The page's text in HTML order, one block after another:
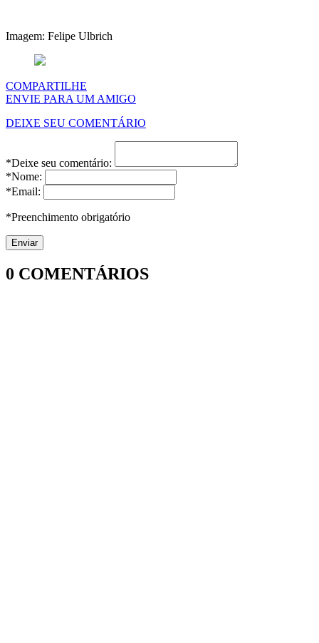
Imagem: Felipe Ulbrich
COMPARTILHE
ENVIE PARA UM AMIGO
DEIXE SEU COMENTÁRIO
*Deixe seu comentário:
*Nome:
*Email:
*Preenchimento obrigatório
0 COMENTÁRIOS